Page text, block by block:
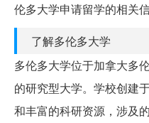
伦多大学申请留学的相关信
了解多伦多大学
多伦多大学位于加拿大多
的研究型大学。学校创建
和丰富的科研资源，涉及